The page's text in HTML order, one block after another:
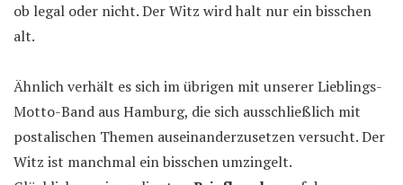
ob legal oder nicht. Der Witz wird halt nur ein bisschen
alt.
Ähnlich verhält es sich im übrigen mit unserer Lieblings-
Motto-Band aus Hamburg, die sich ausschließlich mit
postalischen Themen auseinanderzusetzen versucht. Der
Witz ist manchmal ein bisschen umzingelt.